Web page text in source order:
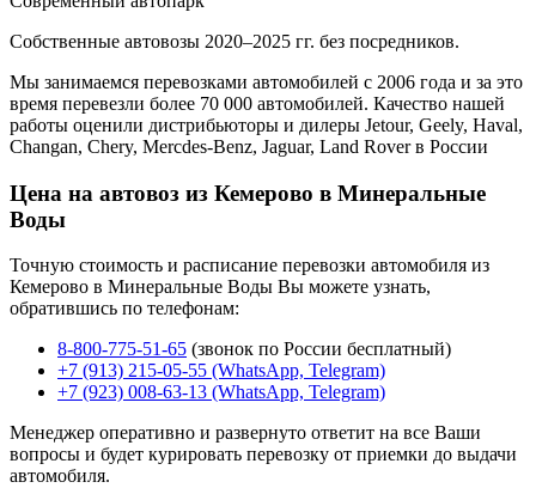
Собственные автовозы 2020–2025 гг. без посредников.
Мы занимаемся перевозками автомобилей с 2006 года и за это
время перевезли более 70 000 автомобилей. Качество нашей
работы оценили дистрибьюторы и дилеры Jetour, Geely, Haval,
Changan, Chery, Mercdes-Benz, Jaguar, Land Rover в России
Цена на автовоз из Кемерово в Минеральные
Воды
Точную стоимость и расписание перевозки автомобиля из
Кемерово в Минеральные Воды Вы можете узнать,
обратившись по телефонам:
8-800-775-51-65 (звонок по России бесплатный)
+7 (913) 215-05-55 (WhatsApp, Telegram)
+7 (923) 008-63-13 (WhatsApp, Telegram)
Менеджер оперативно и развернуто ответит на все Ваши
вопросы и будет курировать перевозку от приемки до выдачи
автомобиля.